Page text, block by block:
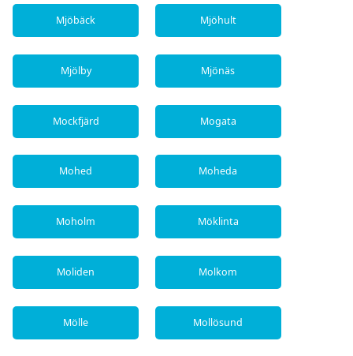
Mjöbäck Mjöhult
Mjölby Mjönäs
Mockfjärd Mogata
Mohed Moheda
Moholm Möklinta
Moliden Molkom
Mölle Mollösund